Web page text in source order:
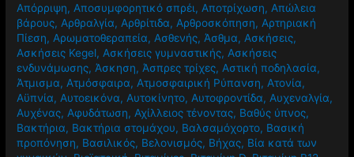
Απόρριψη, Αποσυμφορητικό σπρέι, Αποτρίχωση, Απώλεια
βάρους, Αρθραλγία, Αρθρίτιδα, Αρθροσκόπηση, Αρτηριακή
Πίεση, Αρωματοθεραπεία, Ασθενής, Άσθμα, Ασκήσεις,
Ασκήσεις Kegel, Ασκήσεις γυμναστικής, Ασκήσεις
ενδυνάμωσης, Άσκηση, Άσπρες τρίχες, Αστική ποδηλασία,
Άτμισμα, Ατμόσφαιρα, Ατμοσφαιρική Ρύπανση, Ατονία,
Αϋπνία, Αυτοεικόνα, Αυτοκίνητο, Αυτοφροντίδα, Αυχεναλγία,
Αυχένας, Αφυδάτωση, Αχίλλειος τένοντας, Βαθύς ύπνος,
Βακτήρια, Βακτήρια στομάχου, Βαλσαμόχορτο, Βασική
προπόνηση, Βασιλικός, Βελονισμός, Βήχας, Βία κατά των